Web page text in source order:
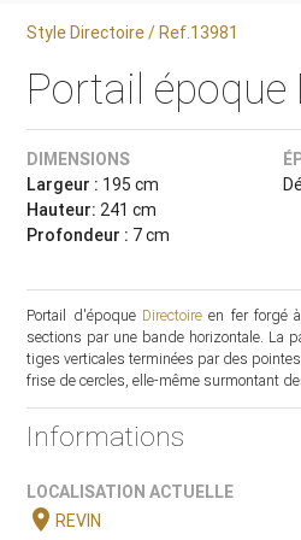
Style Directoire / Ref.13981
Portail époque
DIMENSIONS
Largeur : 195 cm
Hauteur: 241 cm
Profondeur : 7 cm
Portail d'époque Directoire en fer forgé
sections par une bande horizontale. La
tiges verticales terminées par des
frise de cercles, elle-même surmontant
Informations
LOCALISATION ACTUELLE
location_onREVIN